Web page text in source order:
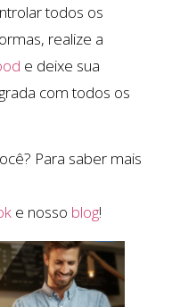
todos os
realize a
e deixe sua
com todos os
Para saber mais
e nosso blog!